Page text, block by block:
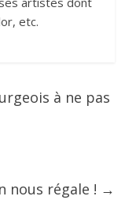
etc.
à ne pas
nous régale ! →